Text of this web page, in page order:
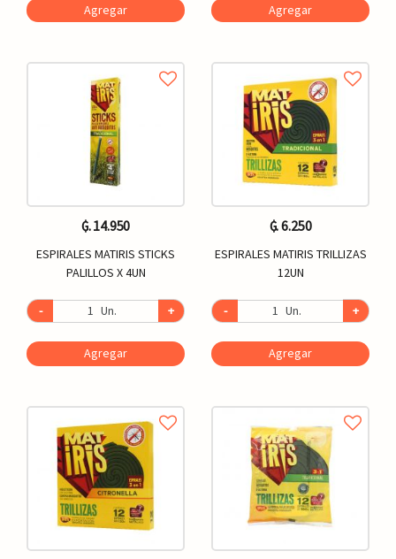
Agregar Agregar
₲. 14.950
ESPIRALES MATIRIS STICKS
PALILLOS X 4UN
- Un. +
Agregar
₲. 6.250
ESPIRALES MATIRIS TRILLIZAS
12UN
- Un. +
Agregar